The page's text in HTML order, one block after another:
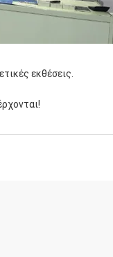
εκθέσεις.